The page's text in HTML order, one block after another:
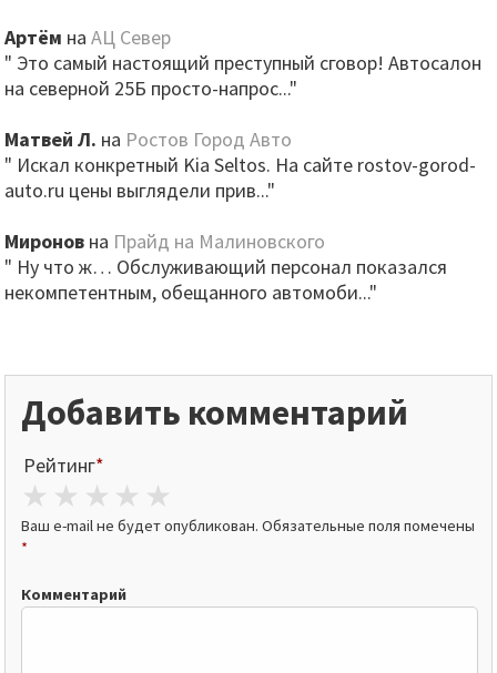
Артём наАЦ Север
" Это самый настоящий преступный сговор! Автосалон
на северной 25Б просто-напрос..."
Матвей Л. на Ростов Город Авто
" Искал конкретный Kia Seltos. На сайте rostov-gorod-
auto.ru цены выглядели прив..."
Миронов на Прайд на Малиновского
" Ну что ж… Обслуживающий персонал показался
некомпетентным, обещанного автомоби..."
Добавить комментарий
Рейтинг*
4 stars
3 stars
2 stars
1 star
Ваш e-mail не будет опубликован. Обязательные поля помечены
*
Комментарий